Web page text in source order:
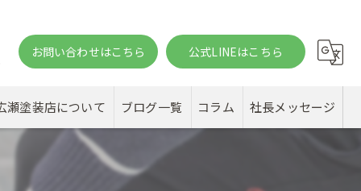
お問い合わせはこちら 公式LINEはこちら
瀬塗装店について ブログ一覧 コラム 社長メッセージ